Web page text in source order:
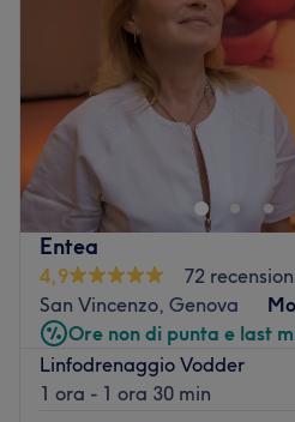
Entea
4,9
72
San Vincenzo, Genova
Ore non di punta e last
Linfodrenaggio Vodder
1 ora - 1 ora 30 min